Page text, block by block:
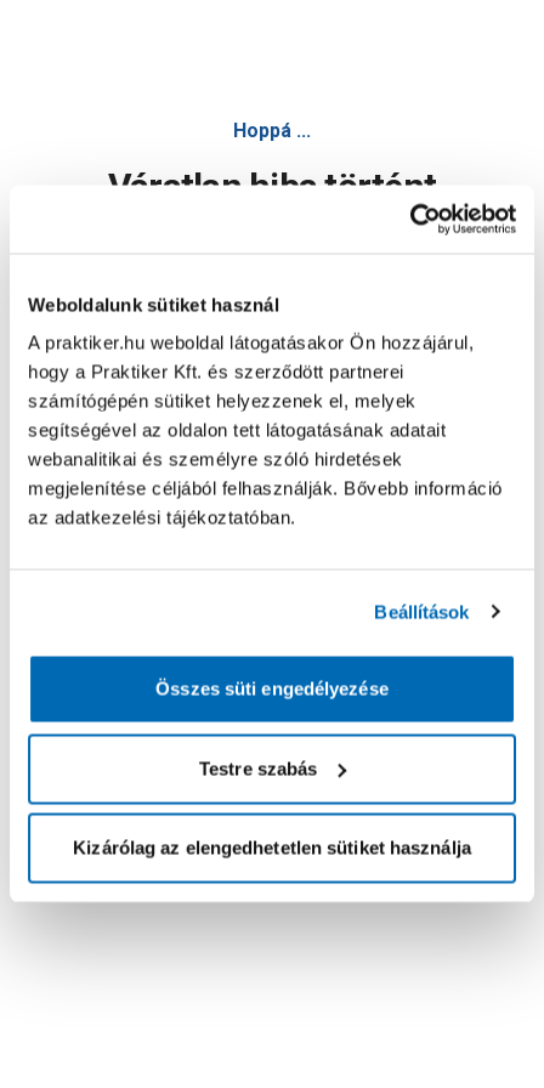
Weboldalunk sütiket használ
A praktiker.hu weboldal látogatásakor Ön hozzájárul,
hogy a Praktiker Kft. és szerződött partnerei
számítógépén sütiket helyezzenek el, melyek
segítségével az oldalon tett látogatásának adatait
webanalitikai és személyre szóló hirdetések
megjelenítése céljából felhasználják. Bővebb információ
az adatkezelési tájékoztatóban.
Beállítások
Összes süti engedélyezése
Testre szabás
Kizárólag az elengedhetetlen sütiket használja
Hoppá ...
Váratlan hiba történt
Oldal újratöltése